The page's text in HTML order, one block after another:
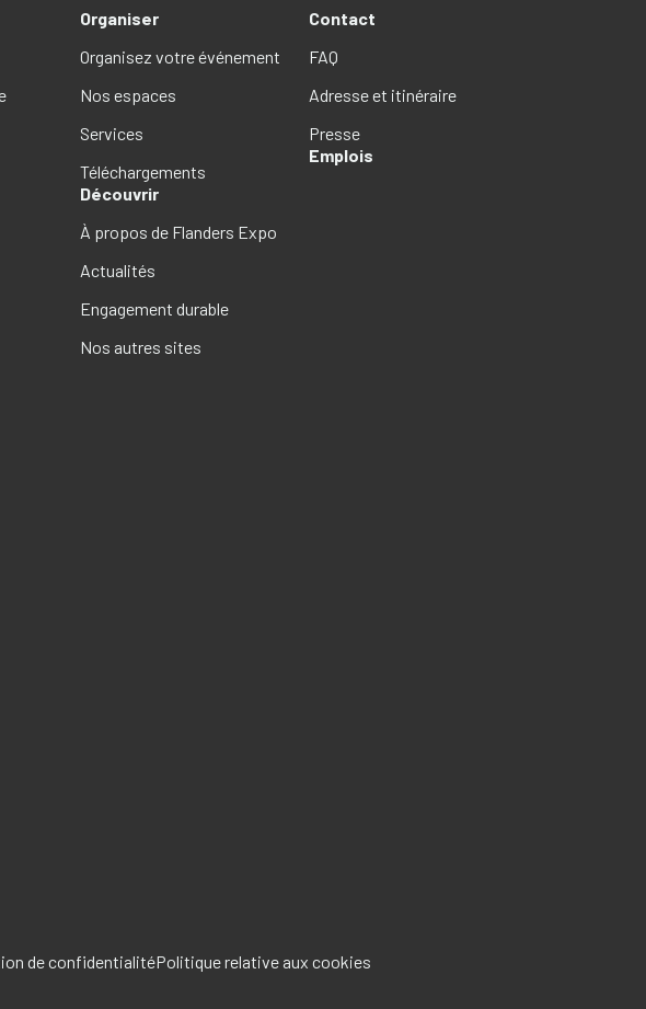
Organiser
Organisez votre événement
Nos espaces
Services
Téléchargements
Découvrir
À propos de Flanders Expo
Actualités
Engagement durable
Nos autres sites
Contact
FAQ
Adresse et itinéraire
Presse
Emplois
de confidentialitéPolitique relative aux cookies